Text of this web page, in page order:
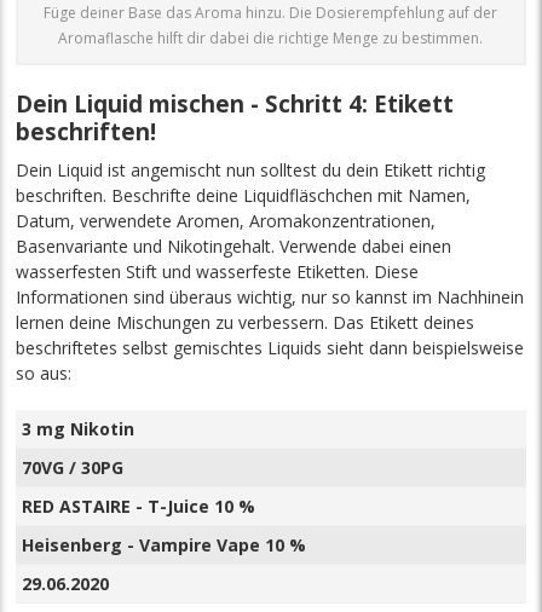
Füge deiner Base das Aroma hinzu. Die Dosierempfehlung auf der
Aromaflasche hilft dir dabei die richtige Menge zu bestimmen.
Dein Liquid mischen - Schritt 4: Etikett
beschriften!
Dein Liquid ist angemischt nun solltest du dein Etikett richtig
beschriften. Beschrifte deine Liquidfläschchen mit Namen,
Datum, verwendete Aromen, Aromakonzentrationen,
Basenvariante und Nikotingehalt. Verwende dabei einen
wasserfesten Stift und wasserfeste Etiketten. Diese
Informationen sind überaus wichtig, nur so kannst im Nachhinein
lernen deine Mischungen zu verbessern. Das Etikett deines
beschriftetes selbst gemischtes Liquids sieht dann beispielsweise
so aus:
3 mg Nikotin
70VG / 30PG
RED ASTAIRE - T-Juice 10 %
Heisenberg - Vampire Vape 10 %
29.06.2020